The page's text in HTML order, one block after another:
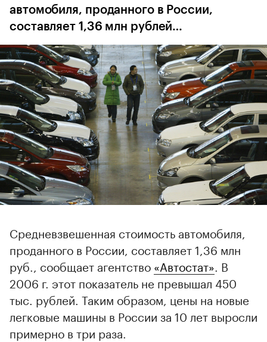
автомобиля, проданного в России,
составляет 1,36 млн рублей…
Средневзвешенная стоимость автомобиля,
проданного в России, составляет 1,36 млн
руб., сообщает агентство «Автостат» . В
2006 г. этот показатель не превышал 450
тыс. рублей. Таким образом, цены на новые
легковые машины в России за 10 лет выросли
примерно в три раза.